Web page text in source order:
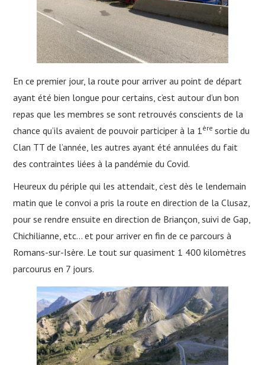
En ce premier jour, la route pour arriver au point de départ
ayant été bien longue pour certains, c’est autour d’un bon
repas que les membres se sont retrouvés conscients de la
chance qu’ils avaient de pouvoir participer à la 1èresortie du
Clan TT de l’année, les autres ayant été annulées du fait
des contraintes liées à la pandémie du Covid.
Heureux du périple qui les attendait, c’est dès le lendemain
matin que le convoi a pris la route en direction de la Clusaz,
pour se rendre ensuite en direction de Briançon, suivi de Gap,
Chichilianne, etc… et pour arriver en fin de ce parcours à
Romans-sur-Isère. Le tout sur quasiment 1 400 kilomètres
parcourus en 7 jours.